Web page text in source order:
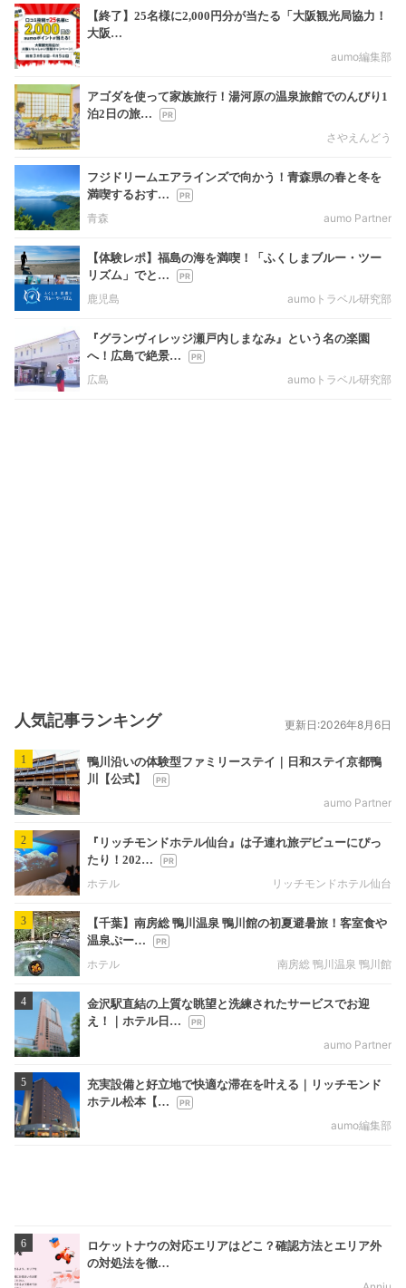
【終了】25名様に2,000円分が当たる「大阪観光局協力！
大阪…
aumo編集部
アゴダを使って家族旅行！湯河原の温泉旅館でのんびり1
泊2日の旅…
さやえんどう
フジドリームエアラインズで向かう！青森県の春と冬を
満喫するおす…
青森
aumo Partner
【体験レポ】福島の海を満喫！「ふくしまブルー・ツー
リズム」でと…
鹿児島
aumoトラベル研究部
『グランヴィレッジ瀬戸内しまなみ』という名の楽園
へ！広島で絶景…
広島
aumoトラベル研究部
人気記事ランキング 更新日:2026年8月6日
1
鴨川沿いの体験型ファミリーステイ｜日和ステイ京都鴨
川【公式】
aumo Partner
2
『リッチモンドホテル仙台』は子連れ旅デビューにぴっ
たり！202…
ホテル
リッチモンドホテル仙台
3
【千葉】南房総 鴨川温泉 鴨川館の初夏避暑旅！客室食や
温泉ぷー…
ホテル
南房総 鴨川温泉 鴨川館
4
金沢駅直結の上質な眺望と洗練されたサービスでお迎
え！｜ホテル日…
aumo Partner
5
充実設備と好立地で快適な滞在を叶える｜リッチモンド
ホテル松本【…
aumo編集部
6
ロケットナウの対応エリアはどこ？確認方法とエリア外
の対処法を徹…